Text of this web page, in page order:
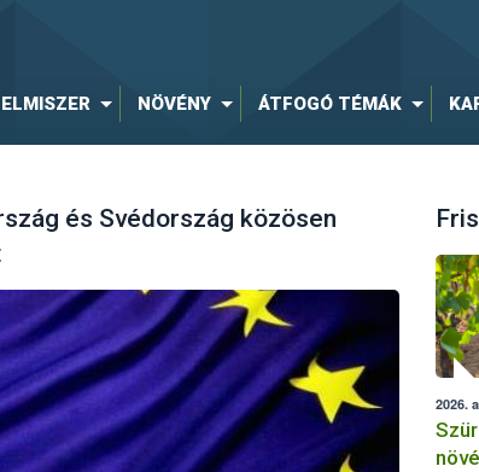
NÖVÉNY ÁTFOGÓ TÉMÁK
és Svédország közösen
2026.